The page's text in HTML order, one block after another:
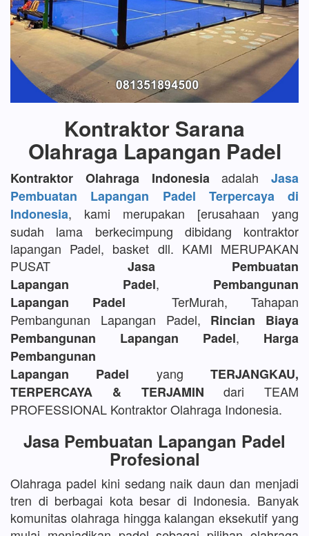
Kontraktor Sarana
Olahraga Lapangan Padel
Kontraktor Olahraga Indonesia adalah Jasa
Pembuatan Lapangan Padel Terpercaya di
Indonesia, kami merupakan [erusahaan yang
sudah lama berkecimpung dibidang kontraktor
lapangan Padel, basket dll. KAMI MERUPAKAN
PUSAT Jasa Pembuatan
Lapangan Padel, Pembangunan
Lapangan Padel TerMurah, Tahapan
Pembangunan Lapangan Padel, Rincian Biaya
Pembangunan Lapangan Padel, Harga
Pembangunan
Lapangan Padel yangTERJANGKAU,
TERPERCAYA & TERJAMIN dari TEAM
PROFESSIONAL Kontraktor Olahraga Indonesia.
Jasa Pembuatan Lapangan Padel
Profesional
Olahraga padel kini sedang naik daun dan menjadi
tren di berbagai kota besar di Indonesia. Banyak
komunitas olahraga hingga kalangan eksekutif yang